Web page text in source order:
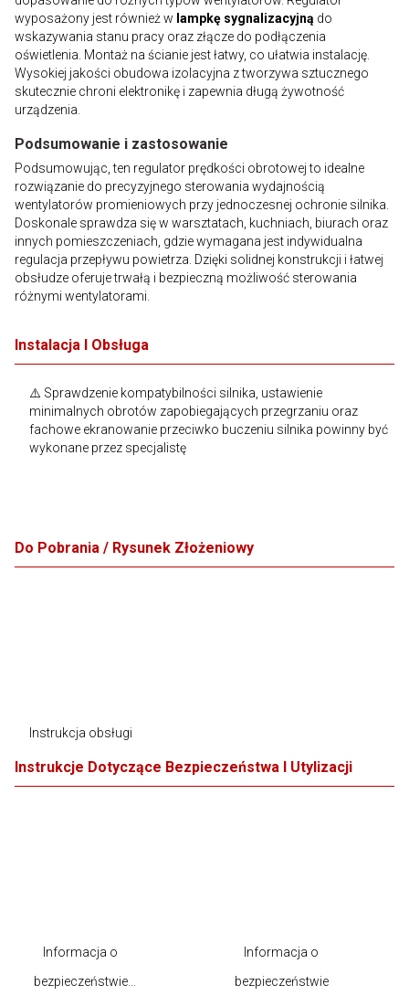
wyposażony jest również w lampkę sygnalizacyjną do
wskazywania stanu pracy oraz złącze do podłączenia
oświetlenia. Montaż na ścianie jest łatwy, co ułatwia instalację.
Wysokiej jakości obudowa izolacyjna z tworzywa sztucznego
skutecznie chroni elektronikę i zapewnia długą żywotność
urządzenia.
Podsumowanie i zastosowanie
Podsumowując, ten regulator prędkości obrotowej to idealne
rozwiązanie do precyzyjnego sterowania wydajnością
wentylatorów promieniowych przy jednoczesnej ochronie silnika.
Doskonale sprawdza się w warsztatach, kuchniach, biurach oraz
innych pomieszczeniach, gdzie wymagana jest indywidualna
regulacja przepływu powietrza. Dzięki solidnej konstrukcji i łatwej
obsłudze oferuje trwałą i bezpieczną możliwość sterowania
różnymi wentylatorami.
Instalacja I Obsługa
⚠️ Sprawdzenie kompatybilności silnika, ustawienie
minimalnych obrotów zapobiegających przegrzaniu oraz
fachowe ekranowanie przeciwko buczeniu silnika powinny być
wykonane przez specjalistę
Do Pobrania / Rysunek Złożeniowy
Instrukcja obsługi
Instrukcje Dotyczące Bezpieczeństwa I Utylizacji
Informacja o
bezpieczeństwie
Informacja o
bezpieczeństwie